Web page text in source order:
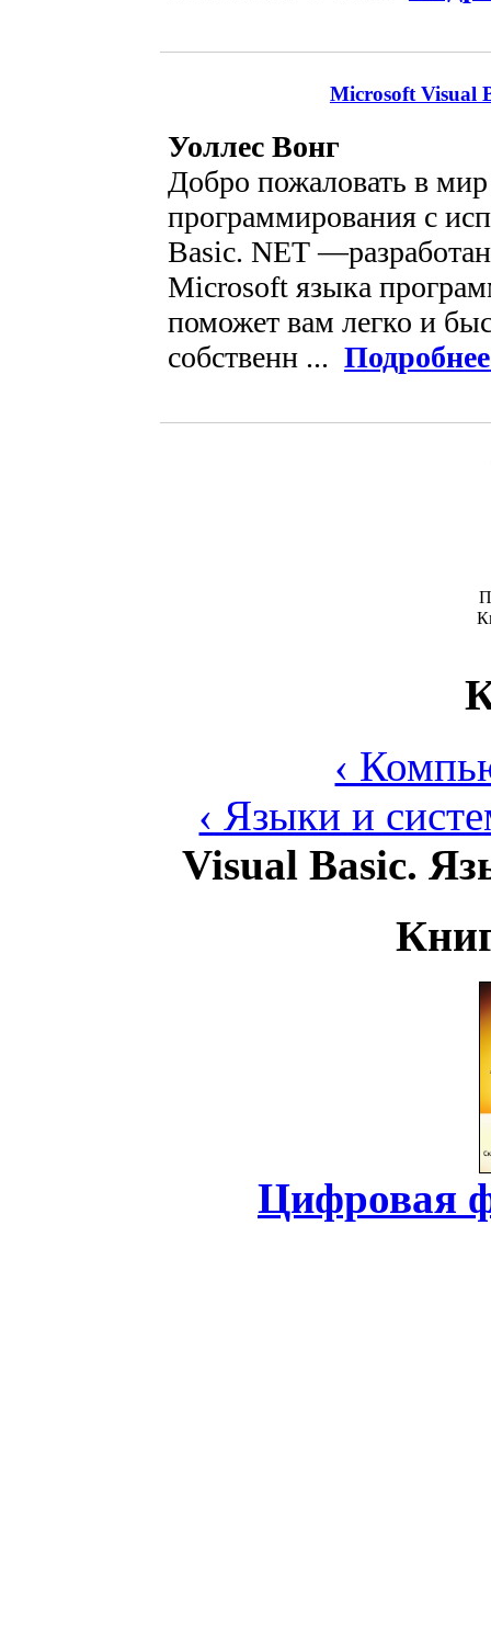
Microsoft Visual
Уоллес Вонг
Добро пожаловать в
программирования с
Basic. NET
Microsoft языка
поможет вам легко и
собственн ... Подробнее
‹
‹ Языки и
Visual Basic.
Цифровая